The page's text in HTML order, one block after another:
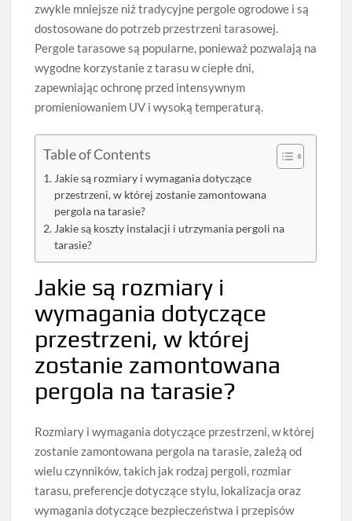
zwykle mniejsze niż tradycyjne pergole ogrodowe i są
dostosowane do potrzeb przestrzeni tarasowej.
Pergole tarasowe są popularne, ponieważ pozwalają na
wygodne korzystanie z tarasu w ciepłe dni,
zapewniając ochronę przed intensywnym
promieniowaniem UV i wysoką temperaturą.
Table of Contents
Jakie są rozmiary i wymagania dotyczące
przestrzeni, w której zostanie zamontowana
pergola na tarasie?
Jakie są koszty instalacji i utrzymania pergoli na
tarasie?
Jakie są rozmiary i
wymagania dotyczące
przestrzeni, w której
zostanie zamontowana
pergola na tarasie?
Rozmiary i wymagania dotyczące przestrzeni, w której
zostanie zamontowana pergola na tarasie, zależą od
wielu czynników, takich jak rodzaj pergoli, rozmiar
tarasu, preferencje dotyczące stylu, lokalizacja oraz
wymagania dotyczące bezpieczeństwa i przepisów